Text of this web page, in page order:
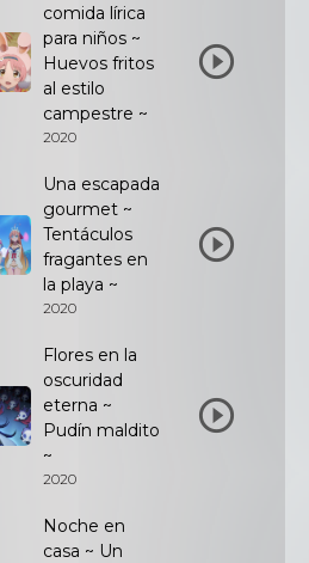
comida lírica
para niños ~
Huevos fritos
al estilo
campestre ~
2020
Una escapada
gourmet ~
Tentáculos
fragantes en
la playa ~
2020
Flores en la
oscuridad
eterna ~
Pudín maldito
~
2020
Noche en
casa ~ Un